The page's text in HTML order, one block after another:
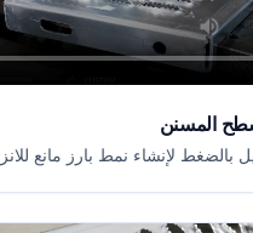
المسنن
بالضغط لإنشاء نمط بارز مانع